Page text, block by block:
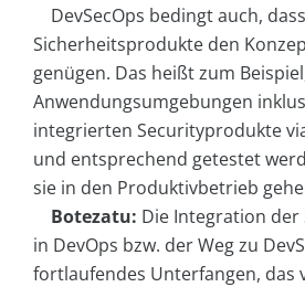
DevSecOps bedingt auch, dass
Sicherheitsprodukte den
genügen. Das heißt zum
Anwendungsumgebungen
integrierten Securityprodukte
und entsprechend getestet
sie in den Produktivbetrieb
Botezatu: Die Integration
in DevOps bzw. der Weg zu
fortlaufendes Unterfangen, das